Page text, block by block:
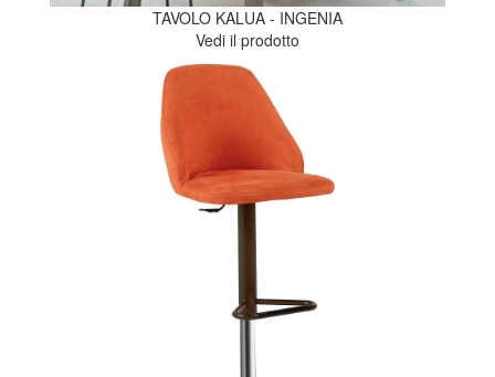
TAVOLO KALUA - INGENIA
Vedi il prodotto